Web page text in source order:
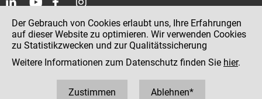
Kontakt
Impressum
Datenschutz
Der Gebrauch von Cookies erlaubt uns, Ihre Erfahrungen
auf dieser Website zu optimieren. Wir verwenden Cookies
zu Statistikzwecken und zur Qualitätssicherung
Weitere Informationen zum Datenschutz finden Sie hier.
Zustimmen Ablehnen*